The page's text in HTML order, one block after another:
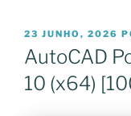
PUBLICADO
EM
23 JUNHO, 2026
AutoCAD
10 (x64)